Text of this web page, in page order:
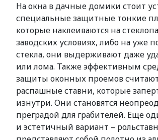
На окна в дачные домики стоит
специальные защитные тонкие
которые наклеиваются на
заводских условиях, либо на уже
стекла, они выдерживают даже
или лома. Также эффективным
защиты оконных проемов
распашные ставни, которые
изнутри. Они становятся
преградой для грабителей. Еще
и эстетичный вариант –